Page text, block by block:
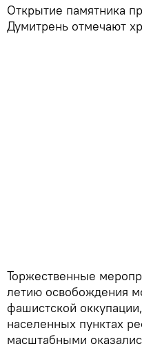
Открытие памятника
Думитрень отмечают
Торжественные
летию освобождения
фашистской
населенных пунктах
масштабными